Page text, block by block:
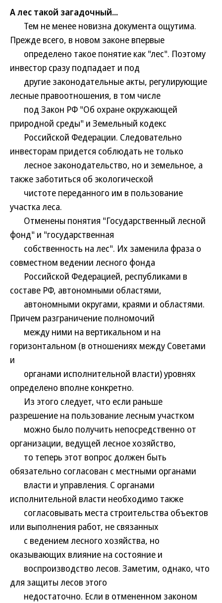
А лес такой загадочный...
Тем не менее новизна документа ощутима.
Прежде всего, в новом законе впервые
определено такое понятие как "лес". Поэтому
инвестор сразу подпадает и под
другие законодательные акты, регулирующие
лесные правоотношения, в том числе
под Закон РФ "Об охране окружающей
природной среды" и Земельный кодекс
Российской Федерации. Следовательно
инвесторам придется соблюдать не только
лесное законодательство, но и земельное, а
также заботиться об экологической
чистоте переданного им в пользование
участка леса.
Отменены понятия "Государственный лесной
фонд" и "государственная
собственность на лес". Их заменила фраза о
совместном ведении лесного фонда
Российской Федерацией, республиками в
составе РФ, автономными областями,
автономными округами, краями и областями.
Причем разграничение полномочий
между ними на вертикальном и на
горизонтальном (в отношениях между Советами
и
органами исполнительной власти) уровнях
определено вполне конкретно.
Из этого следует, что если раньше
разрешение на пользование лесным участком
можно было получить непосредственно от
организации, ведущей лесное хозяйство,
то теперь этот вопрос должен быть
обязательно согласован с местными органами
власти и управления. С органами
исполнительной власти необходимо также
согласовывать места строительства объектов
или выполнения работ, не связанных
с ведением лесного хозяйства, но
оказывающих влияние на состояние и
воспроизводство лесов. Заметим, однако, что
для защиты лесов этого
недостаточно. Если в отмененном законом